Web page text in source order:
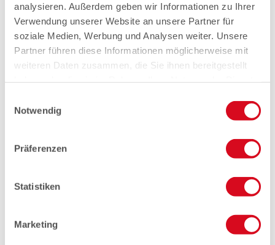
analysieren. Außerdem geben wir Informationen zu Ihrer
Verwendung unserer Website an unsere Partner für
soziale Medien, Werbung und Analysen weiter. Unsere
Partner führen diese Informationen möglicherweise mit
weiteren Daten zusammen, die Sie ihnen bereitgestellt
Notwendig
Präferenzen
Statistiken
Marketing